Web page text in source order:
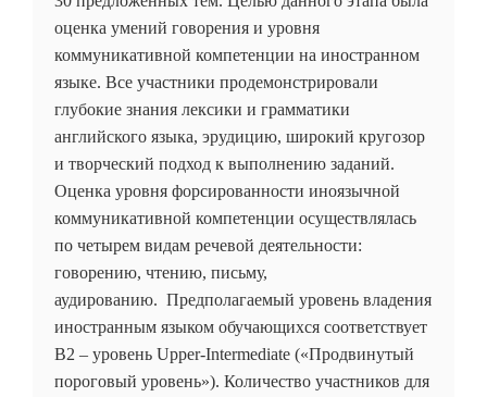
оценка умений говорения и уровня
коммуникативной компетенции на иностранном
языке. Все участники продемонстрировали
глубокие знания лексики и грамматики
английского языка, эрудицию, широкий кругозор
и творческий подход к выполнению заданий.
Оценка уровня форсированности иноязычной
коммуникативной компетенции осуществлялась
по четырем видам речевой деятельности:
говорению, чтению, письму,
аудированию. Предполагаемый уровень владения
иностранным языком обучающихся соответствует
B2 – уровень Upper-Intermediate («Продвинутый
пороговый уровень»). Количество участников для